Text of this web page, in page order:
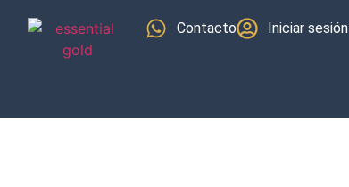
Contacto Iniciar sesión